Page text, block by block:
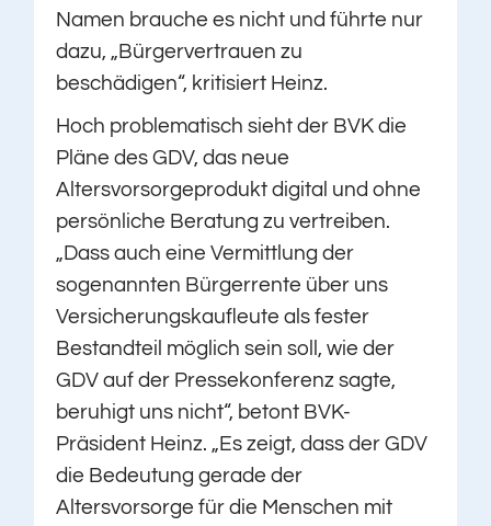
Namen brauche es nicht und führte nur
dazu, „Bürgervertrauen zu
beschädigen“, kritisiert Heinz.
Hoch problematisch sieht der BVK die
Pläne des GDV, das neue
Altersvorsorgeprodukt digital und ohne
persönliche Beratung zu vertreiben.
„Dass auch eine Vermittlung der
sogenannten Bürgerrente über uns
Versicherungskaufleute als fester
Bestandteil möglich sein soll, wie der
GDV auf der Pressekonferenz sagte,
beruhigt uns nicht“, betont BVK-
Präsident Heinz. „Es zeigt, dass der GDV
die Bedeutung gerade der
Altersvorsorge für die Menschen mit